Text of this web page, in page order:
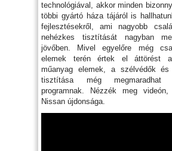
technológiával, akkor minden
többi gyártó háza tájáról is
fejlesztésekről, ami nagyobb
nehézkes tisztítását nagyban
jövőben. Mivel egyelőre még
elemek terén értek el áttörést
műanyag elemek, a szélvédők
tisztítása még megmaradhat
programnak. Nézzék meg
Nissan újdonsága.